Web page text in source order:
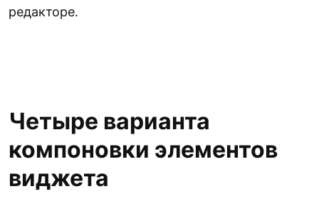
редакторе.
Четыре варианта
компоновки элементов
виджета